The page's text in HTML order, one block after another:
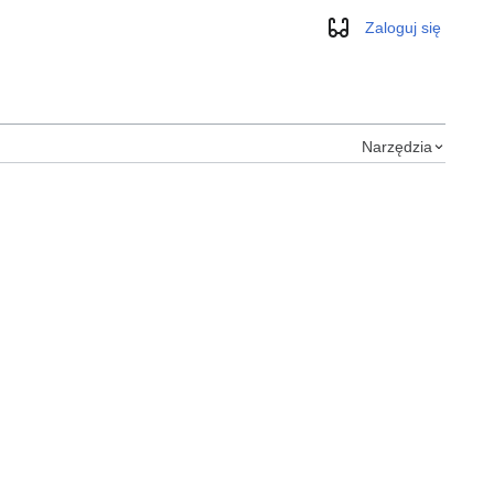
WyglądZaloguj się
Narzędzia